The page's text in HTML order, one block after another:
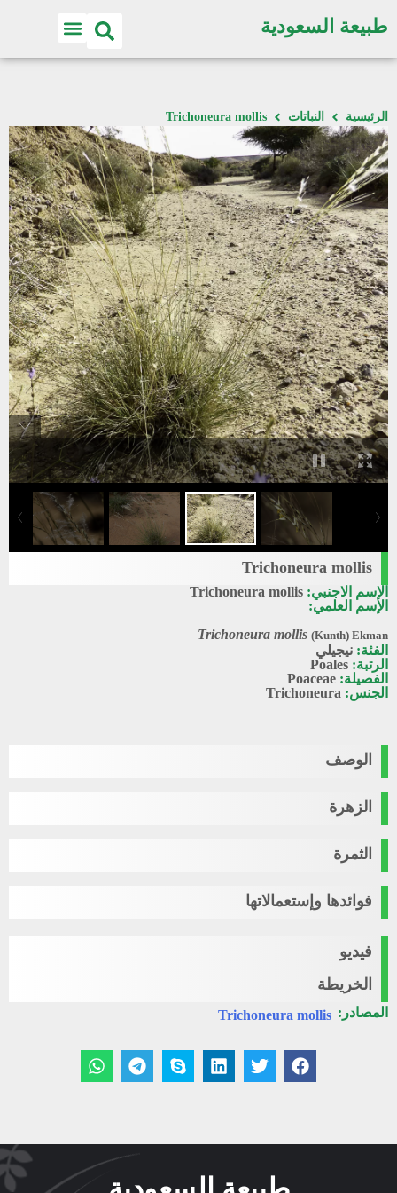
طبيعة السعودية
الرئيسية النباتات Trichoneura mollis
Trichoneura mollis
الإسم الاجنبي: Trichoneura mollis
الإسم العلمي:
Trichoneura mollis (Kunth) Ekman
الفئة: نيجيلي
الرتبة: Poales
الفصيلة: Poaceae
الجنس: Trichoneura
الوصف
الزهرة
الثمرة
فوائدها وإستعمالاتها
فيديو
الخريطة
المصادر: Trichoneura mollis